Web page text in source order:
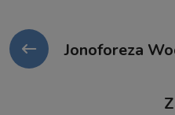
Jonoforeza